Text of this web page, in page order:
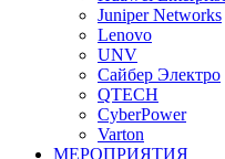
Juniper Networks
Lenovo
UNV
Сайбер Электро
QTECH
CyberPower
Varton
МЕРОПРИЯТИЯ